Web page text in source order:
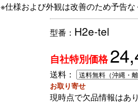
※仕様および外観は改善のため予告な
型番： H2e-tel
自社特別価格
送料：
お取り寄せ
現時点で欠品情報はあ